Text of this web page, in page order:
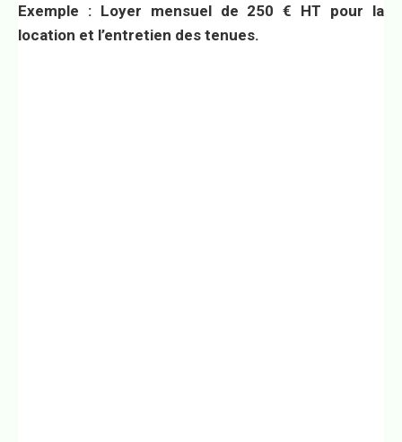
Exemple : Loyer mensuel de 250 € HT pour la
location et l’entretien des tenues.